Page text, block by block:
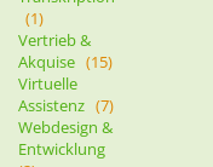
(1)
Vertrieb &
Akquise (15)
Virtuelle
Assistenz (7)
Webdesign &
Entwicklung